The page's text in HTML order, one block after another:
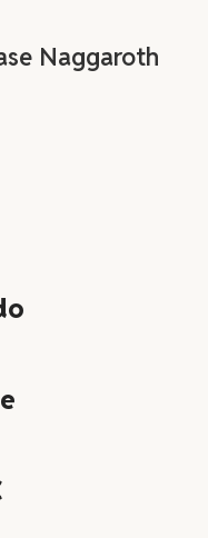
Naggaroth